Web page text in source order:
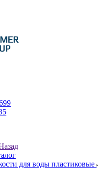
для воды пластиковые